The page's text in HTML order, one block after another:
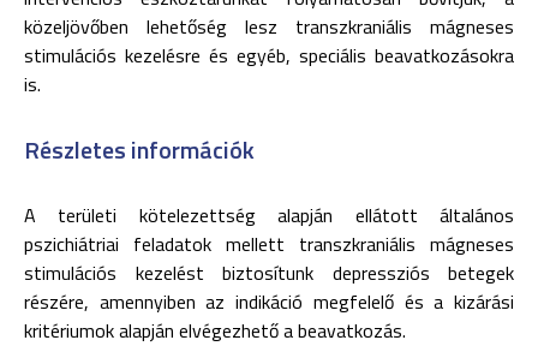
közeljövőben lehetőség lesz transzkraniális mágneses
stimulációs kezelésre és egyéb, speciális beavatkozásokra
is.
Részletes információk
A területi kötelezettség alapján ellátott általános
pszichiátriai feladatok mellett transzkraniális mágneses
stimulációs kezelést biztosítunk depressziós betegek
részére, amennyiben az indikáció megfelelő és a kizárási
kritériumok alapján elvégezhető a beavatkozás.